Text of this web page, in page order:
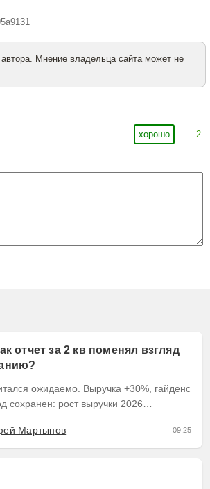
Мнение владельца сайта может не
хорошо
2
отчет за 2 кв поменял взгляд
ожидаемо. Выручка +30%, гайденс
рост выручки 2026
Мартынов 09:25